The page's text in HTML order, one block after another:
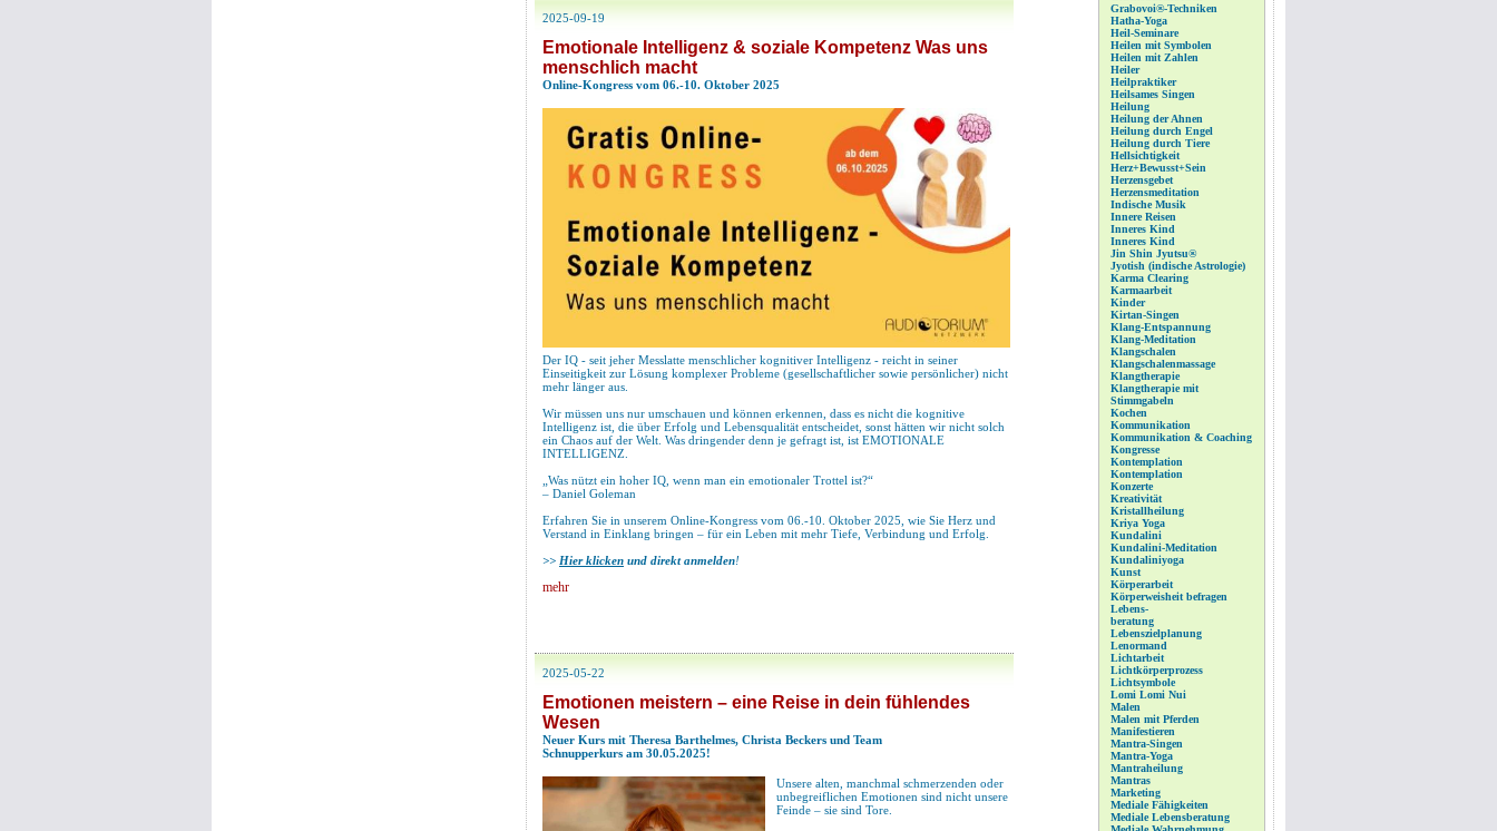
2025-09-19
Emotionale Intelligenz & soziale Kompetenz Was uns
menschlich macht
Online-Kongress vom 06.-10. Oktober 2025
Der IQ - seit jeher Messlatte menschlicher kognitiver Intelligenz - reicht in seiner
Einseitigkeit zur Lösung komplexer Probleme (gesellschaftlicher sowie persönlicher) nicht
mehr länger aus.
Wir müssen uns nur umschauen und können erkennen, dass es nicht die kognitive
Intelligenz ist, die über Erfolg und Lebensqualität entscheidet, sonst hätten wir nicht solch
ein Chaos auf der Welt. Was dringender denn je gefragt ist, ist EMOTIONALE
INTELLIGENZ.
„Was nützt ein hoher IQ, wenn man ein emotionaler Trottel ist?“
– Daniel Goleman
Erfahren Sie in unserem Online-Kongress vom 06.-10. Oktober 2025, wie Sie Herz und
Verstand in Einklang bringen – für ein Leben mit mehr Tiefe, Verbindung und Erfolg.
>> Hier klicken und direkt anmelden!
mehr
2025-05-22
Emotionen meistern – eine Reise in dein fühlendes
Wesen
Neuer Kurs mit Theresa Barthelmes, Christa Beckers und Team
Schnupperkurs am 30.05.2025!
Unsere alten, manchmal schmerzenden oder
unbegreiflichen Emotionen sind nicht unsere
Feinde – sie sind Tore.
Grabovoi®-Techniken
Hatha-Yoga
Heil-Seminare
Heilen mit Symbolen
Heilen mit Zahlen
Heiler
Heilpraktiker
Heilsames Singen
Heilung
Heilung der Ahnen
Heilung durch Engel
Heilung durch Tiere
Hellsichtigkeit
Herz+Bewusst+Sein
Herzensgebet
Herzensmeditation
Indische Musik
Innere Reisen
Inneres Kind
Inneres Kind
Jin Shin Jyutsu®
Jyotish (indische Astrologie)
Karma Clearing
Karmaarbeit
Kinder
Kirtan-Singen
Klang-Entspannung
Klang-Meditation
Klangschalen
Klangschalenmassage
Klangtherapie
Klangtherapie mit
Stimmgabeln
Kochen
Kommunikation
Kommunikation & Coaching
Kongresse
Kontemplation
Kontemplation
Konzerte
Kreativität
Kristallheilung
Kriya Yoga
Kundalini
Kundalini-Meditation
Kundaliniyoga
Kunst
Körperarbeit
Körperweisheit befragen
Lebens-
beratung
Lebenszielplanung
Lenormand
Lichtarbeit
Lichtkörperprozess
Lichtsymbole
Lomi Lomi Nui
Malen
Malen mit Pferden
Manifestieren
Mantra-Singen
Mantra-Yoga
Mantraheilung
Mantras
Marketing
Mediale Fähigkeiten
Mediale Lebensberatung